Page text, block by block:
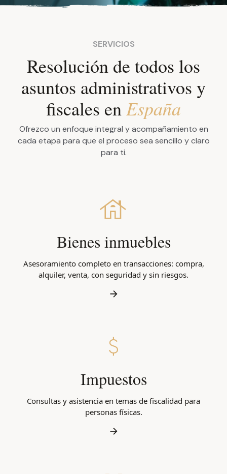
SERVICIOS
Resolución de todos los
asuntos administrativos y
fiscales enEspaña
Ofrezco un enfoque integral y acompañamiento en
cada etapa para que el proceso sea sencillo y claro
para ti.
Bienes inmuebles
Asesoramiento completo en transacciones: compra,
alquiler, venta, con seguridad y sin riesgos.
Impuestos
Consultas y asistencia en temas de fiscalidad para
personas físicas.